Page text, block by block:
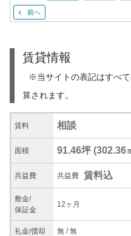
前へ
賃貸情報
※当サイトの表記はすべ
算されます。
賃料 相談
面積 91.46坪 (302.36
共益費 共益費 賃料込
敷金/
保証金
12ヶ月
礼金/償却 無 /無